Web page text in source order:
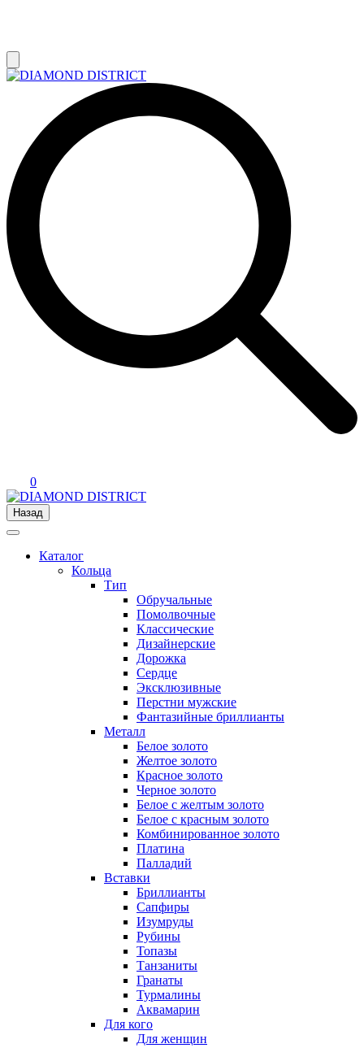
0
Назад
Каталог
Кольца
Тип
Обручальные
Помолвочные
Классические
Дизайнерские
Дорожка
Сердце
Эксклюзивные
Перстни мужские
Фантазийные бриллианты
Металл
Белое золото
Желтое золото
Красное золото
Черное золото
Белое с желтым золото
Белое с красным золото
Комбинированное золото
Платина
Палладий
Вставки
Бриллианты
Сапфиры
Изумруды
Рубины
Топазы
Танзаниты
Гранаты
Турмалины
Аквамарин
Для кого
Для женщин